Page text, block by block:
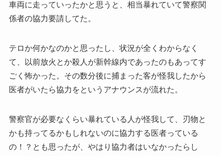
車両に走っていったかと思うと、相当暴れていて警察関
係者の協力要請してた。
テロか何かなのかと思ったし、状況が全くわからなく
て、以前放火とか殺人が新幹線内であったのもあってす
ごく怖かった。その数分後に捕まった客が怪我したから
医者がいたら協力をというアナウンスが流れた。
警察官が必要なくらい暴れている人が怪我して、刃物と
かも持ってるかもしれないのに協力する医者っている
の！？とも思ったが、やはり協力者はいなかったらし